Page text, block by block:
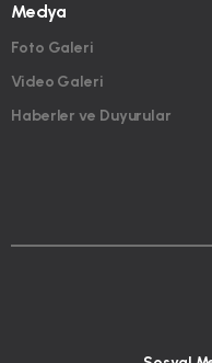
Medya
Foto Galeri
Video Galeri
Haberler ve Duyurular